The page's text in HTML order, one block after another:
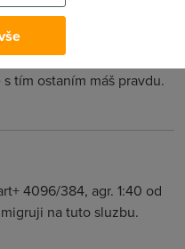
ti to
tím ostaním máš pravdu.
4096/384, agr. 1:40 od
na tuto sluzbu.